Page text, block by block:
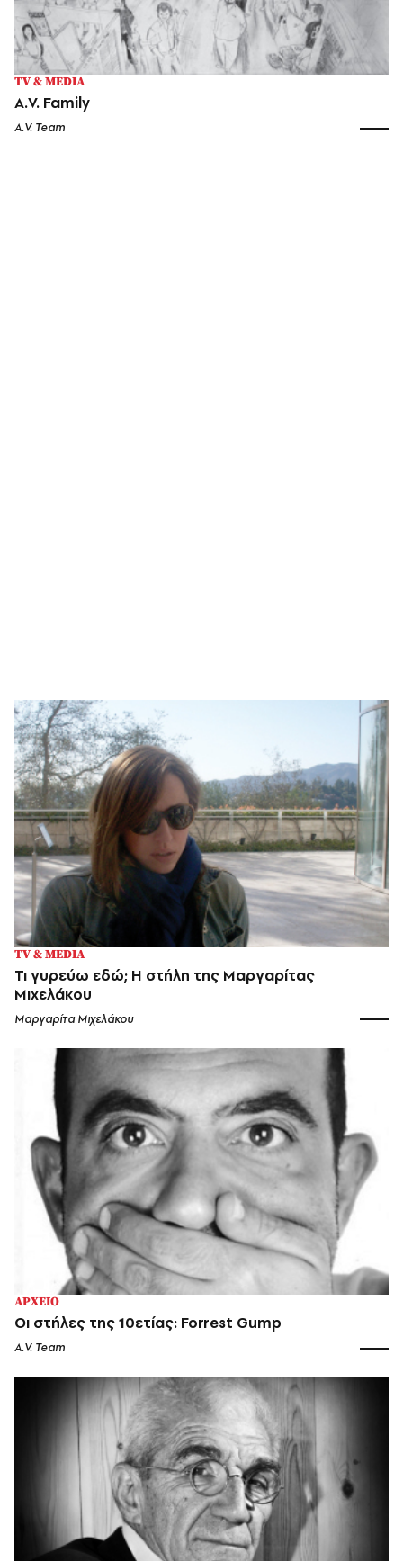
TV & MEDIA
A.V. Family
A.V. Team
TV & MEDIA
Τι γυρεύω εδώ; Η στήλη της Μαργαρίτας
Μιχελάκου
Μαργαρίτα Μιχελάκου
ΑΡΧΕΙΟ
Οι στήλες της 10ετίας: Forrest Gump
A.V. Team